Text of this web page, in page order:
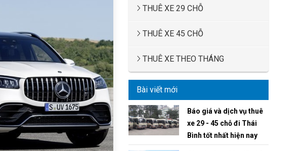
THUÊ XE 29 CHỖ
THUÊ XE 45 CHỖ
THUÊ XE THEO THÁNG
Bài viết mới
Báo giá và dịch vụ thuê
xe 29 - 45 chỗ đi Thái
Bình tốt nhất hiện nay